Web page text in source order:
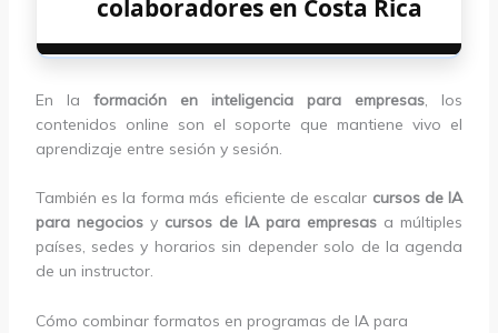
colaboradores en Costa Rica
En la formación en inteligencia para empresas, los
contenidos online son el soporte que mantiene vivo el
aprendizaje entre sesión y sesión.
También es la forma más eficiente de escalar cursos de IA
para negociosy cursos de IA para empresas a múltiples
países, sedes y horarios sin depender solo de la agenda
de un instructor.
Cómo combinar formatos en programas de IA para